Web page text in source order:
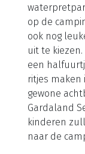
op de
ook nog
uit te
een
ritjes
gewone
Gardaland
kinderen
naar de